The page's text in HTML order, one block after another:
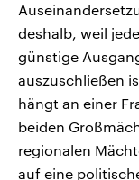
deshalb, weil
günstige
auszuschließen
hängt an einer
beiden
regionalen
auf eine